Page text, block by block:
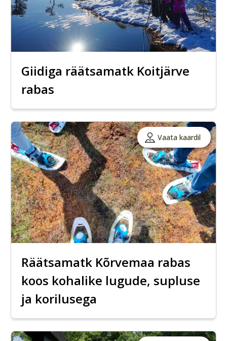
Giidiga räätsamatk Koitjärve
rabas
Vaata kaardil
Räätsamatk Kõrvemaa rabas
koos kohalike lugude, supluse
ja korilusega